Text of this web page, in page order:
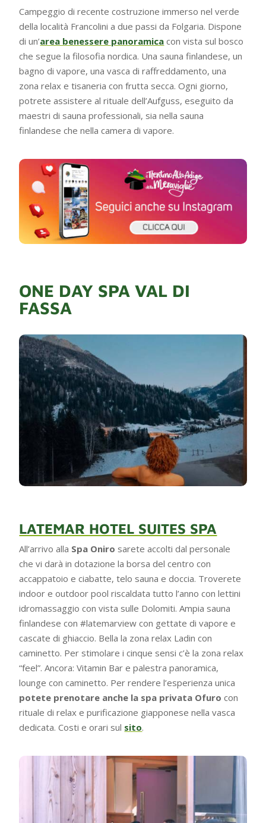
Campeggio di recente costruzione immerso nel verde
della località Francolini a due passi da Folgaria. Dispone
di un’area benessere panoramica con vista sul bosco
che segue la filosofia nordica. Una sauna finlandese, un
bagno di vapore, una vasca di raffreddamento, una
zona relax e tisaneria con frutta secca. Ogni giorno,
potrete assistere al rituale dell’Aufguss, eseguito da
maestri di sauna professionali, sia nella sauna
finlandese che nella camera di vapore.
ONE DAY SPA VAL DI
FASSA
LATEMAR HOTEL SUITES SPA
All’arrivo alla Spa Oniro sarete accolti dal personale
che vi darà in dotazione la borsa del centro con
accappatoio e ciabatte, telo sauna e doccia. Troverete
indoor e outdoor pool riscaldata tutto l’anno con lettini
idromassaggio con vista sulle Dolomiti. Ampia sauna
finlandese con #latemarview con gettate di vapore e
cascate di ghiaccio. Bella la zona relax Ladin con
caminetto. Per stimolare i cinque sensi c’è la zona relax
“feel”. Ancora: Vitamin Bar e palestra panoramica,
lounge con caminetto. Per rendere l’esperienza unica
potete prenotare anche la spa privata Ofurocon
rituale di relax e purificazione giapponese nella vasca
dedicata. Costi e orari sul sito.